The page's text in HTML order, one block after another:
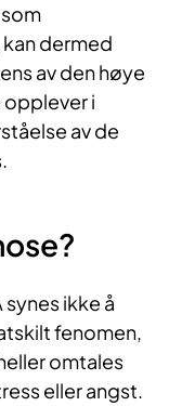
dermed
av den høye
opplever i
av de
ikke å
fenomen,
omtales
eller angst.